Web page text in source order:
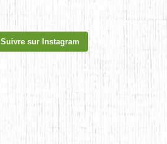
Suivre sur Instagram